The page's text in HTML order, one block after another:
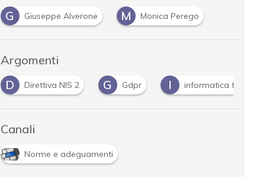
G
Giuseppe Alverone M Monica Perego
Argomenti
G Gdpr I informatica forense N NIS
Canali
Norme e adeguamenti